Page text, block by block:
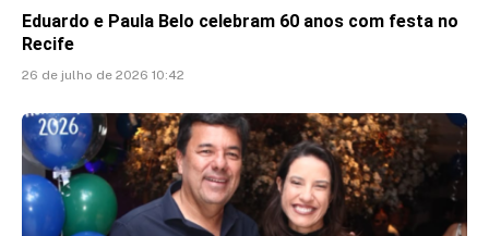
Eduardo e Paula Belo celebram 60 anos com festa no
Recife
26 de julho de 2026 10:42